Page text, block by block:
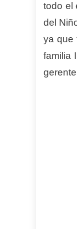
todo el
del
ya que
familia